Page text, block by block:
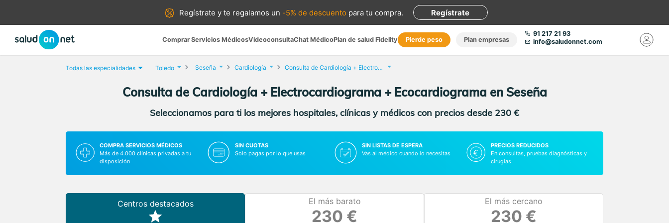
Regístrate yte regalamos un -5% de descuento para tu compra. Regístrate
Comprar Servicios MédicosVideoconsultaChat MédicoPlan de salud Fidelity Pierde peso Plan empresas
91 217 21 93
info@saludonnet.com
Todas las especialidades Toledo Seseña Cardiología Consulta de Cardiología + Electrocardiograma + Ecocardiograma
Consulta de Cardiología + Electrocardiograma + Ecocardiograma en Seseña
Seleccionamos para ti los mejores hospitales, clínicas y médicos con precios desde 230 €
COMPRA SERVICIOS MÉDICOS
Más de 4.000 clínicas privadas a tu
disposición
SIN CUOTAS
Solo pagas por lo que usas
SIN LISTAS DE ESPERA
Vas al médico cuando lo necesitas
PRECIOS REDUCIDOS
En consultas, pruebas diagnósticas y
cirugías
Centros destacados El más barato
230 €
El más cercano
230 €